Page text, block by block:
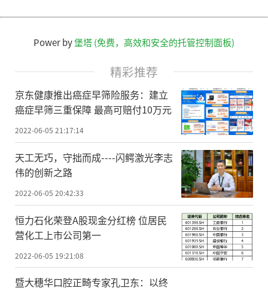
Power by堡塔 (免费，高效和安全的托管控制面板)
精彩推荐
京东健康推出癌症早筛险服务：建立
癌症早筛三重保障 最高可赔付10万元
2022-06-05 21:17:14
天工无巧，守拙而成----闪鳄激光李志
伟的创新之路
2022-06-05 20:42:33
恒力石化荣登A股现金分红榜 位居民
营化工上市公司第一
2022-06-05 19:21:08
暨大穗华口腔正畸专家孔卫东：以终